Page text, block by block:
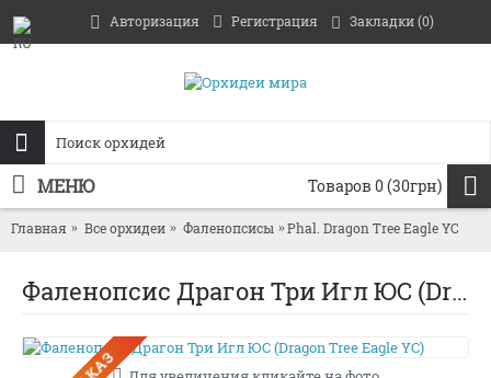
Авторизация Регистрация Закладки (0)
Товаров 0 (30грн)
МЕНЮ
Главная Все орхидеи Фаленопсисы Phal. Dragon Tree Eagle YC
Фаленопсис Драгон Три Игл ЮС (Dragon Tree Eagle YC)